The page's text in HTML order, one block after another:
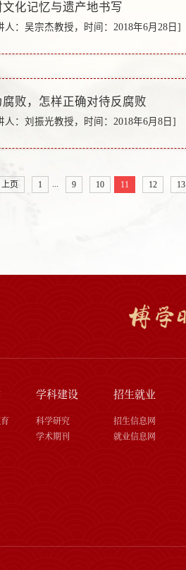
文化记忆与遗产地书写
人：吴宗杰教授，时间：2018年6月28日]
腐败，怎样正确对待反腐败
人：刘振光教授，时间：2018年6月8日]
上页 1 ... 9 10 11 12 13
学科建设
科学研究
学术期刊
招生就业
招生信息网
就业信息网